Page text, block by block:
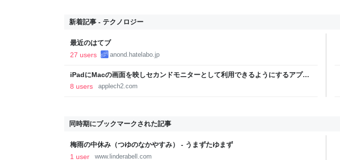
新着記事 - テクノロジー
最近のはてブ
27 users
anond.hatelabo.jp
iPadにMacの画面を映しセカンドモニターとして利用できるようにするアプリ
「OpenDisplay」がApple Pencilの筆圧とチルト、ホバーに対応。
8 users applech2.com
同時期にブックマークされた記事
梅雨の中休み（つゆのなかやすみ） - うまずたゆまず
1 user
www.linderabell.com